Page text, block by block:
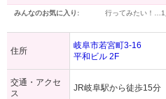
みんなのお気に入り: 行ってみたい！… 1
住所
岐阜市若宮町3-16
平和ビル 2F
交通・アクセ
ス
JR岐阜駅から徒歩15分